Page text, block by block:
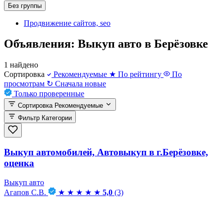
Без группы
Продвижение сайтов, seo
Объявления: Выкуп авто в Берёзовке
1 найдено
Сортировка
Рекомендуемые ★ По рейтингу
По
просмотрам ↻ Сначала новые
Только проверенные
Сортировка Рекомендуемые
Фильтр Категории
Выкуп автомобилей, Автовыкуп в г.Берёзовке,
оценка
Выкуп авто
Агапов С.В.
★ ★ ★ ★ ★ 5,0 (3)